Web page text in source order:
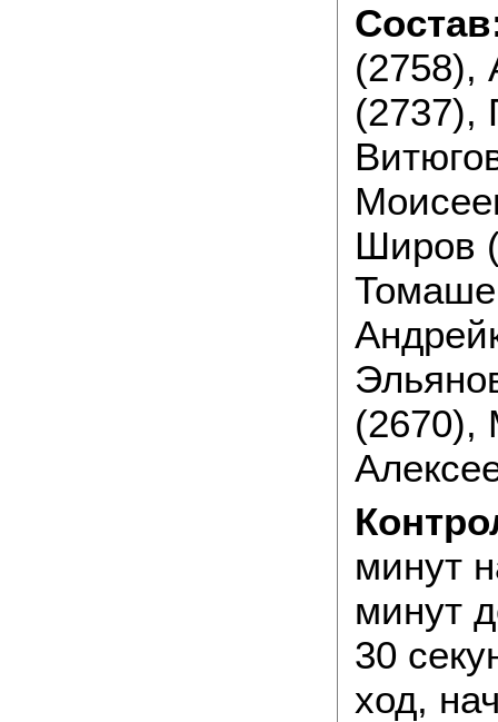
(2758),
(2737),
Широв
(2670),
минут
минут
30
ход,